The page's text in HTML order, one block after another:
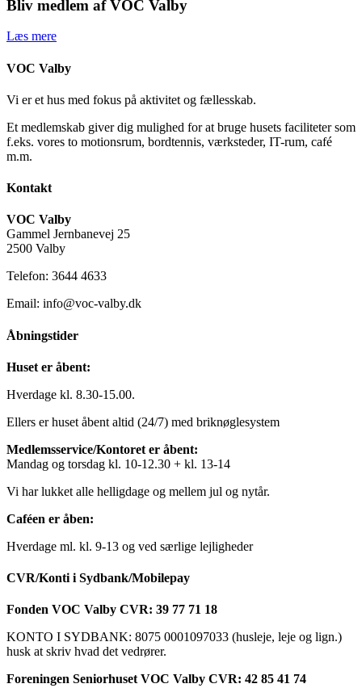
Bliv medlem af VOC Valby
Læs mere
VOC Valby
Vi er et hus med fokus på aktivitet og fællesskab.
Et medlemskab giver dig mulighed for at bruge husets faciliteter som
f.eks. vores to motionsrum, bordtennis, værksteder, IT-rum, café
m.m.
Kontakt
VOC Valby
Gammel Jernbanevej 25
2500 Valby
Telefon: 3644 4633
Email: info@voc-valby.dk
Åbningstider
Huset er åbent:
Hverdage kl. 8.30-15.00.
Ellers er huset åbent altid (24/7) med briknøglesystem
Medlemsservice/Kontoret er åbent:
Mandag og torsdag kl. 10-12.30 + kl. 13-14
Vi har lukket alle helligdage og mellem jul og nytår.
Caféen er åben:
Hverdage ml. kl. 9-13 og ved særlige lejligheder
CVR/Konti i Sydbank/Mobilepay
Fonden VOC Valby CVR: 39 77 71 18
KONTO I SYDBANK: 8075 0001097033 (husleje, leje og lign.)
husk at skriv hvad det vedrører.
Foreningen Seniorhuset VOC Valby CVR: 42 85 41 74